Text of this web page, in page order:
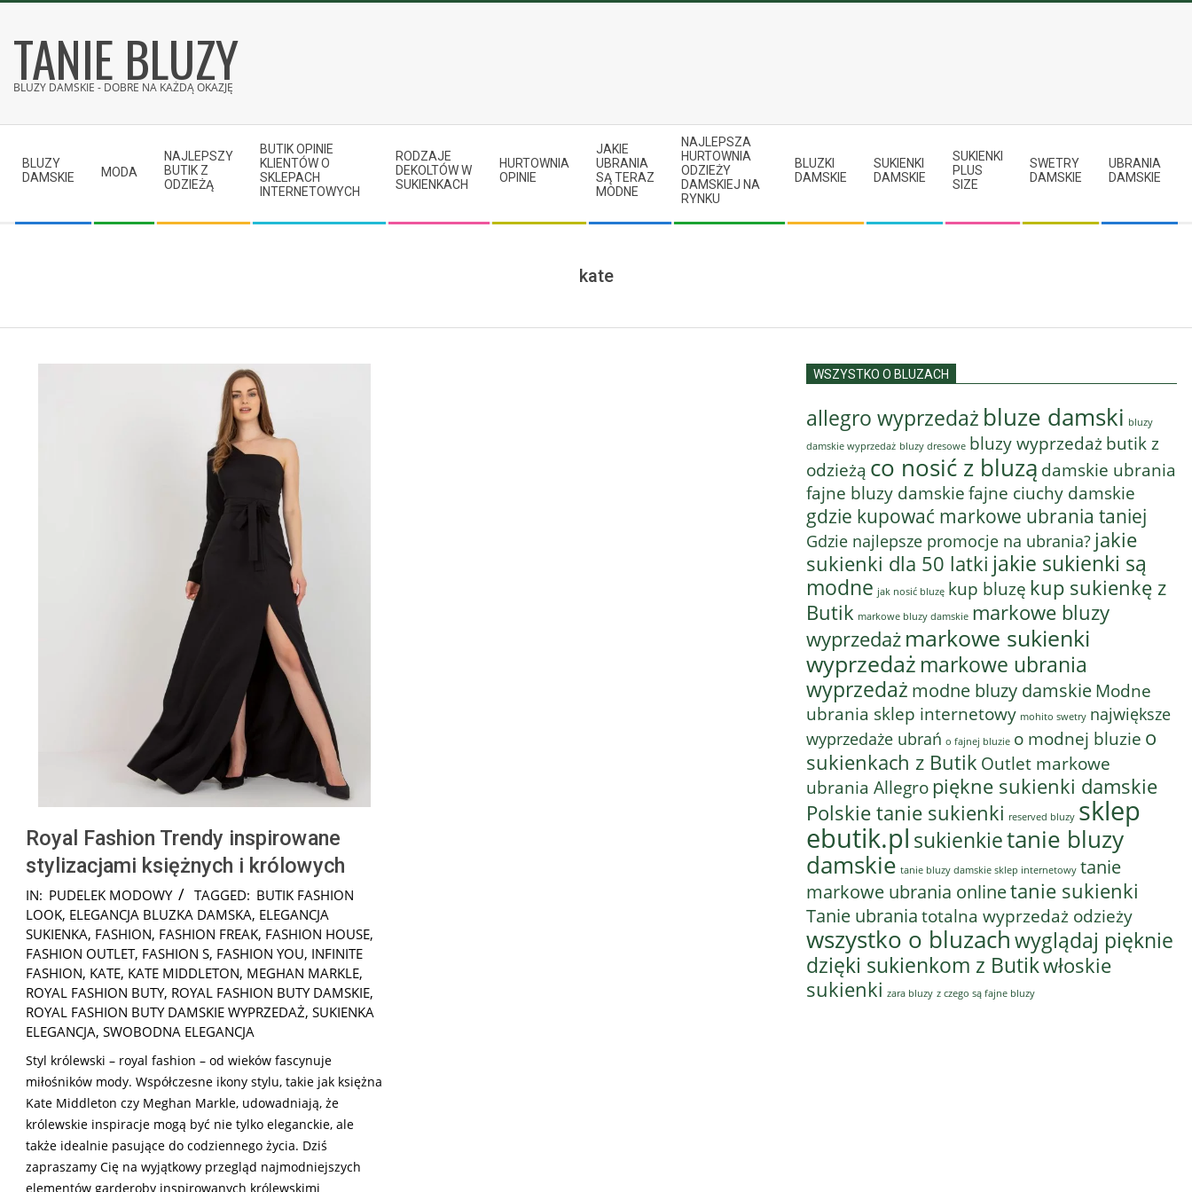
content
TANIE BLUZY
BLUZY DAMSKIE - DOBRE NA KAŻDĄ OKAZJĘ
Navigation
Menu
BLUZY
DAMSKIE
MODA
NAJLEPSZY
BUTIK Z
ODZIEŻĄ
BUTIK OPINIE
KLIENTÓW O
SKLEPACH
INTERNETOWYCH
RODZAJE
DEKOLTÓW W
SUKIENKACH
HURTOWNIA
OPINIE
JAKIE
UBRANIA
SĄ TERAZ
MODNE
NAJLEPSZA
HURTOWNIA
ODZIEŻY
DAMSKIEJ NA
RYNKU
BLUZKI
DAMSKIE
SUKIENKI
DAMSKIE
SUKIENKI
PLUS
SIZE
SWETRY
DAMSKIE
UBRANIA
DAMSKIE
kate
Royal Fashion Trendy inspirowane
stylizacjami księżnych i królowych
2025-
05-
09
IN: PUDELEK MODOWY TAGGED: BUTIK FASHION
LOOK, ELEGANCJA BLUZKA DAMSKA, ELEGANCJA
SUKIENKA, FASHION, FASHION FREAK, FASHION HOUSE,
FASHION OUTLET, FASHION S, FASHION YOU, INFINITE
FASHION, KATE, KATE MIDDLETON, MEGHAN MARKLE,
ROYAL FASHION BUTY, ROYAL FASHION BUTY DAMSKIE,
ROYAL FASHION BUTY DAMSKIE WYPRZEDAŻ, SUKIENKA
ELEGANCJA, SWOBODNA ELEGANCJA
Styl królewski – royal fashion – od wieków fascynuje
miłośników mody. Współczesne ikony stylu, takie jak księżna
Kate Middleton czy Meghan Markle, udowadniają, że
królewskie inspiracje mogą być nie tylko eleganckie, ale
także idealnie pasujące do codziennego życia. Dziś
zapraszamy Cię na wyjątkowy przegląd najmodniejszych
elementów garderoby inspirowanych królewskimi
WSZYSTKO O BLUZACH
allegro wyprzedaż bluze damski bluzy
damskie wyprzedaż bluzy dresowe bluzy wyprzedaż butik z
odzieżą co nosić z bluzą damskie ubrania
fajne bluzy damskiefajne ciuchy damskie
gdzie kupować markowe ubrania taniej
Gdzie najlepsze promocje na ubrania? jakie
sukienki dla 50 latki jakie sukienki są
modne jak nosić bluzę kup bluzę kup sukienkę z
Butik markowe bluzy damskie markowe bluzy
wyprzedaż markowe sukienki
wyprzedaż markowe ubrania
wyprzedaż modne bluzy damskie Modne
ubrania sklep internetowy mohito swetry największe
wyprzedaże ubrań o fajnej bluzie o modnej bluzie o
sukienkach z Butik Outlet markowe
ubrania Allegropiękne sukienki damskie
Polskie tanie sukienki reserved bluzy sklep
ebutik.pl sukienkietanie bluzy
damskie tanie bluzy damskie sklep internetowy tanie
markowe ubrania onlinetanie sukienki
Tanie ubrania totalna wyprzedaż odzieży
wszystko o bluzachwyglądaj pięknie
dzięki sukienkom z Butikwłoskie
sukienki zara bluzy z czego są fajne bluzy